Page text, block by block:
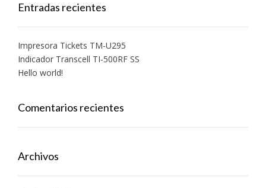
Entradas recientes
Impresora Tickets TM-U295
Indicador Transcell TI-500RF SS
Hello world!
Comentarios recientes
Archivos